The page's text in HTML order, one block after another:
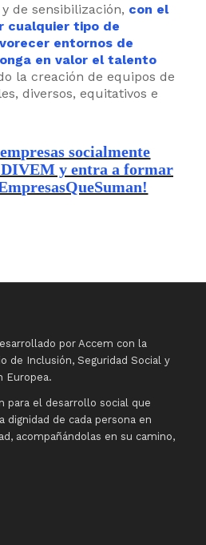
de sensibilización, con el
cualquier tipo de
entornos de
en valor el talento
la creación de equipos de
diversos, equitativos e
socialmente
DIVEM y entra a formar
por Accem con la
de Inclusión, Seguridad Social y
Europea.
para el desarrollo social que
dignidad de cada persona en
acompañándolas en su camino,